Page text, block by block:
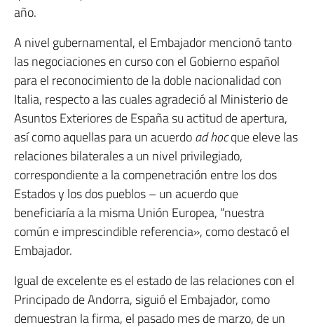
año.
A nivel gubernamental, el Embajador mencionó tanto
las negociaciones en curso con el Gobierno español
para el reconocimiento de la doble nacionalidad con
Italia, respecto a las cuales agradeció al Ministerio de
Asuntos Exteriores de España su actitud de apertura,
así como aquellas para un acuerdoad hocque eleve las
relaciones bilaterales a un nivel privilegiado,
correspondiente a la compenetración entre los dos
Estados y los dos pueblos – un acuerdo que
beneficiaría a la misma Unión Europea, “nuestra
común e imprescindible referencia», como destacó el
Embajador.
Igual de excelente es el estado de las relaciones con el
Principado de Andorra, siguió el Embajador, como
demuestran la firma, el pasado mes de marzo, de un